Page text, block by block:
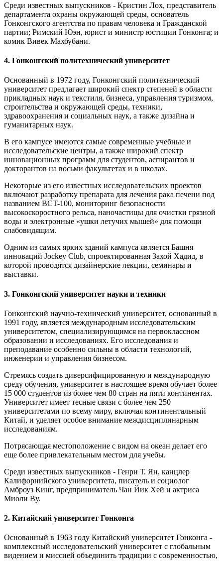
Среди известных выпускников - Кристин Лох, представитель
департамента охраны окружающей среды, основатель
Гонконгского агентства по правам человека и Гражданской
партии; Римский Юэн, юрист и министр юстиции Гонконга; и
комик Вивек Махбубани.
4. Гонконгский политехнический университет
Основанный в 1972 году, Гонконгский политехнический
университет предлагает широкий спектр степеней в области
прикладных наук и текстиля, бизнеса, управления туризмом,
строительства и окружающей среды, техники,
здравоохранения и социальных наук, а также дизайна и
гуманитарных наук.
В его кампусе имеются самые современные учебные и
исследовательские центры, а также широкий спектр
инновационных программ для студентов, аспирантов и
докторантов на восьми факультетах и ​​в школах.
Некоторые из его известных исследовательских проектов
включают разработку препарата для лечения рака печени под
названием BCT-100, мониторинг безопасности
высокоскоростного рельса, наночастицы для очистки грязной
воды и электронные «ушки летучих мышей» для помощи
слабовидящим.
Одним из самых ярких зданий кампуса является Башня
инноваций Jockey Club, спроектированная Захой Хадид, в
которой проводятся дизайнерские лекции, семинары и
выставки.
3. Гонконгский университет науки и техники
Гонконгский научно-технический университет, основанный в
1991 году, является международным исследовательским
университетом, специализирующимся на первоклассном
образовании и исследованиях. Его исследования и
преподавание особенно сильны в области технологий,
инженерии и управления бизнесом.
Стремясь создать диверсифицированную и международную
среду обучения, университет в настоящее время обучает более
15 000 студентов из более чем 80 стран на пяти континентах.
Университет имеет тесные связи с более чем 250
университетами по всему миру, включая континентальный
Китай, и уделяет особое внимание междисциплинарным
исследованиям.
Потрясающая местоположение с видом на океан делает его
еще более привлекательным местом для учебы.
Среди известных выпускников - Генри Т. Ян, канцлер
Калифорнийского университета, писатель и социолог
Амброуз Кинг, предприниматель Чан Йик Хей и актриса
Миоли Ву.
2. Китайский университет Гонконга
Основанный в 1963 году Китайский университет Гонконга -
комплексный исследовательский университет с глобальным
видением и миссией объединить традиции с современностью,